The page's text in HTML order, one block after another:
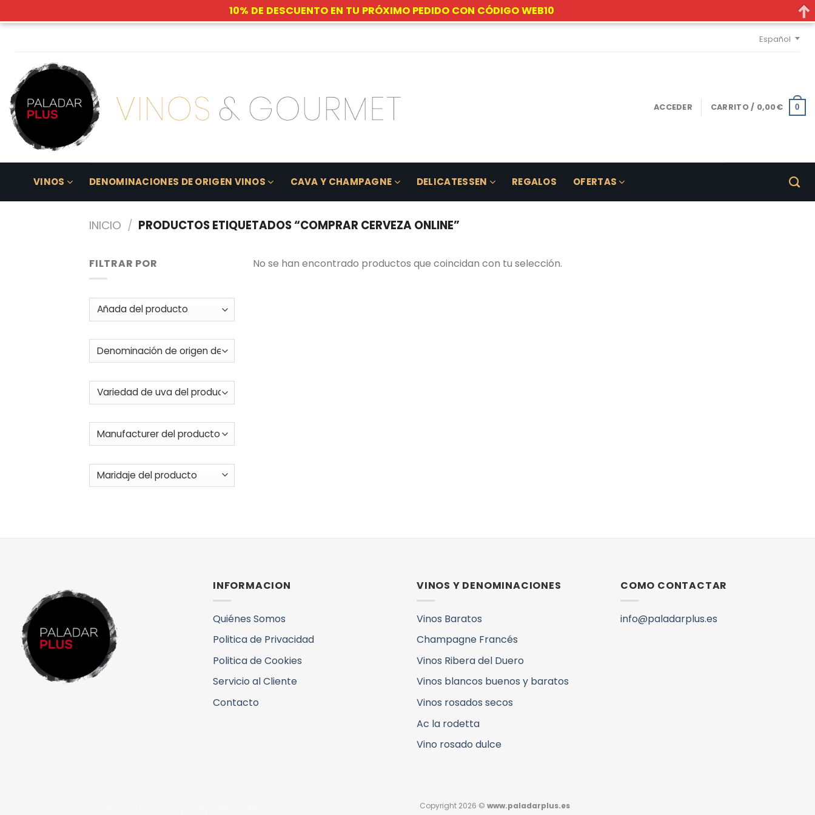
Skip
Español
ACCEDER CARRITO / 0,00€ 0
VINOS DENOMINACIONES DE ORIGEN VINOS CAVA Y CHAMPAGNE DELICATESSEN REGALOS OFERTAS
INICIO / PRODUCTOS ETIQUETADOS “COMPRAR CERVEZA ONLINE”
FILTRAR POR No se han encontrado productos que coincidan con tu selección.
INFORMACION
Quiénes Somos
Politica de Privacidad
Politica de Cookies
Servicio al Cliente
Contacto
VINOS Y DENOMINACIONES
Vinos Baratos
Champagne Francés
Vinos Ribera del Duero
Vinos blancos buenos y baratos
Vinos rosados secos
Ac la rodetta
Vino rosado dulce
COMO CONTACTAR
info@paladarplus.es
Copyright 2026 ©www.paladarplus.es
10% DE DESCUENTO EN TU PRÓXIMO PEDIDO CON CÓDIGO WEB10